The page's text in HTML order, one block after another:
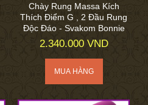
Chày Rung Massa Kích
Thích Điểm G , 2 Đầu Rung
Độc Đáo - Svakom Bonnie
2.340.000 VND